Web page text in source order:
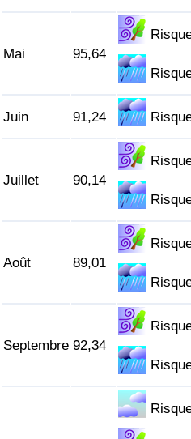
Mai 95,64
Juin 91,24
Juillet 90,14
Août 89,01
Septembre 92,34
Indice de Pollution par Pays
Indice de Trafic
Indice de Trafic (Actuel)
Indice de Trafic par Pays